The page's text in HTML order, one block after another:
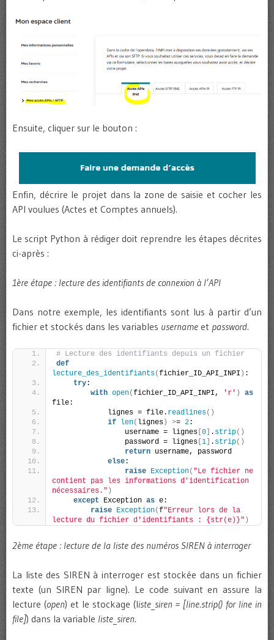
Ensuite, cliquer sur le bouton :
Enfin, décrire le projet dans la zone de saisie et cocher les
API voulues (Actes et Comptes annuels).
Le script Python à rédiger doit reprendre les étapes décrites
ci-après :
1ère étape : lecture des identifiants de connexion à l’API
Dans notre exemple, les identifiants sont lus à partir d’un
fichier et stockés dans les variables username et password.
# Lecture des identifiants depuis un fichier
def
lecture_des_identifiants(fichier_ID_API_INPI ) :
try:
with open(fichier_ID_API_INPI, 'r' )
as
file:
            lignes = file.
readlines()
if
len( lignes ) >= 2:
                username = lignes
0 . strip()
                password = lignes
1 . strip()
return username, password
else:
raise Exception( "Le fichier ne
contient pas les informations d'identification
nécessaires." )
except Exception as e:
raise Exception(f"Erreur lors de la
lecture du fichier d'identifiants : {str(e)}" )
2ème étape : lecture de la liste des numéros SIREN à interroger
La liste des SIREN à interroger est stockée dans un fichier
texte (un SIREN par ligne). Le code suivant en assure la
lecture (open) et le stockage (liste_siren = [line.strip() for line in
file]) dans la variable liste_siren.